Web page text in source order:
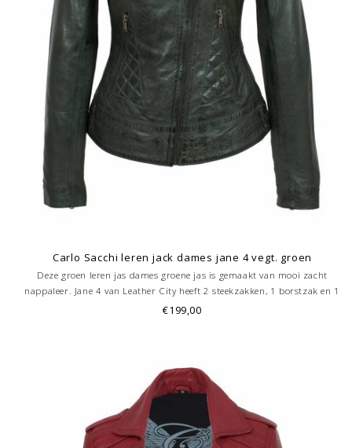
Carlo Sacchi leren jack dames jane 4 vegt. groen
Deze groen leren jas dames groene jas is gemaakt van mooi zacht
nappaleer. Jane 4 van Leather City heeft 2 steekzakken, 1 borstzak en 1
binnenzak. De dames leren jas heeft Italiaanse taille. Bestel dit jasje nu
€199,00